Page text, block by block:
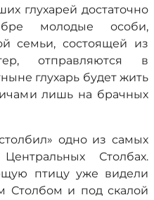
глухарей достаточно
молодые особи,
семьи, состоящей из
отправляются в
глухарь будет жить
лишь на брачных
одно из самых
Столбах.
птицу уже видели
Столбом и под скалой